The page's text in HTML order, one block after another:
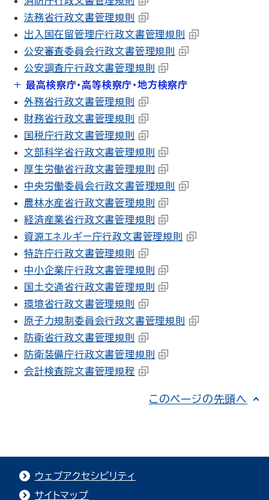
法務省行政文書管理規則
出入国在留管理庁行政文書管理規則
公安審査委員会行政文書管理規則
公安調査庁行政文書管理規則
最高検察庁・高等検察庁・地方検察庁
外務省行政文書管理規則
財務省行政文書管理規則
国税庁行政文書管理規則
文部科学省行政文書管理規則
厚生労働省行政文書管理規則
中央労働委員会行政文書管理規則
農林水産省行政文書管理規則
経済産業省行政文書管理規則
資源エネルギー庁行政文書管理規則
特許庁行政文書管理規則
中小企業庁行政文書管理規則
国土交通省行政文書管理規則
環境省行政文書管理規則
原子力規制委員会行政文書管理規則
防衛省行政文書管理規則
防衛装備庁行政文書管理規則
会計検査院文書管理規程
このページの先頭へ
ウェブアクセシビリティ
サイトマップ